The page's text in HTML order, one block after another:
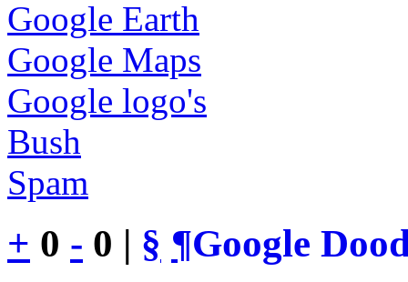
Google Earth
Google Maps
Google logo's
Bush
Spam
+ 0 - 0 | § ¶Google